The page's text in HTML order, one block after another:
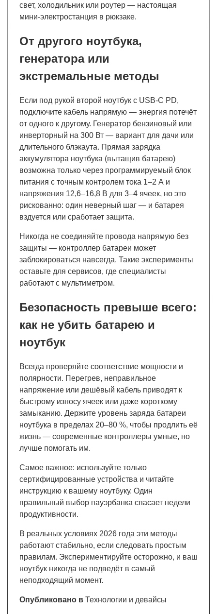
свет, холодильник или роутер — настоящая
мини-электростанция в рюкзаке.
От другого ноутбука,
генератора или
экстремальные методы
Если под рукой второй ноутбук с USB-C PD,
подключите кабель напрямую — энергия потечёт
от одного к другому. Генератор бензиновый или
инверторный на 300 Вт — вариант для дачи или
длительного блэкаута. Прямая зарядка
аккумулятора ноутбука (вытащив батарею)
возможна только через программируемый блок
питания с точным контролем тока 1–2 А и
напряжения 12,6–16,8 В для 3–4 ячеек, но это
рискованно: один неверный шаг — и батарея
вздуется или сработает защита.
Никогда не соединяйте провода напрямую без
защиты — контроллер батареи может
заблокироваться навсегда. Такие эксперименты
оставьте для сервисов, где специалисты
работают с мультиметром.
Безопасность превыше всего:
как не убить батарею и
ноутбук
Всегда проверяйте соответствие мощности и
полярности. Перегрев, неправильное
напряжение или дешёвый кабель приводят к
быстрому износу ячеек или даже короткому
замыканию. Держите уровень заряда батареи
ноутбука в пределах 20–80 %, чтобы продлить её
жизнь — современные контроллеры умные, но
лучше помогать им.
Самое важное: используйте только
сертифицированные устройства и читайте
инструкцию к вашему ноутбуку. Один
правильный выбор пауэрбанка спасает недели
продуктивности.
В реальных условиях 2026 года эти методы
работают стабильно, если следовать простым
правилам. Экспериментируйте осторожно, и ваш
ноутбук никогда не подведёт в самый
неподходящий момент.
Опубликовано в Технологии и девайсы